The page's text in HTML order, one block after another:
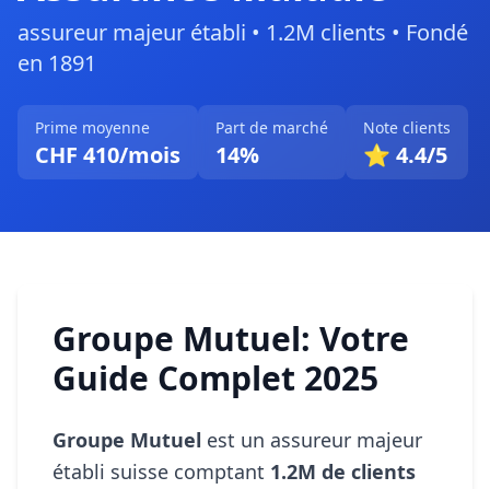
assureur majeur établi • 1.2M clients • Fondé
en 1891
Prime moyenne
CHF 410/mois
Part de marché
14%
Note clients
⭐ 4.4/5
Groupe Mutuel: Votre
Guide Complet 2025
Groupe Mutuel est un assureur majeur
établi suisse comptant 1.2M de clients